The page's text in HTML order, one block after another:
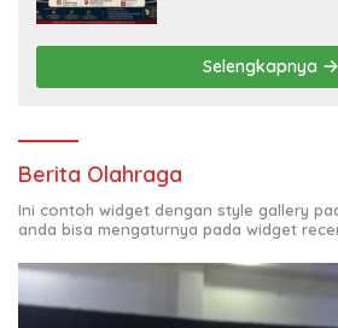
Selengkapnya
Berita Olahraga
Ini contoh widget dengan style gallery
anda bisa mengaturnya pada widget